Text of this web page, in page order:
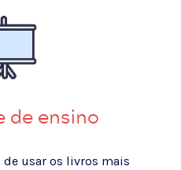
de ensino
usar os livros mais